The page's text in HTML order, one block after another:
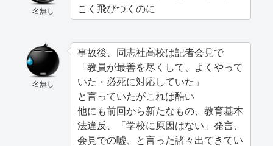
名無し
こく飛びつくのに
名無し
事故後、同志社高校は記者会見で
「教員が最善を尽くして、よくやって
いた・必死に対応していた」
と言っていたがこれは酷い
他にも前回から新たなもの、教育基本
法違反、「学校に原因はない」発言、
会見での嘘、と言った諸々出てきてい